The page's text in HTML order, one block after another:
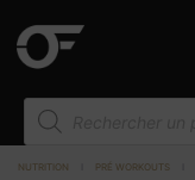
NUTRITION PRÉ WORKOUTS